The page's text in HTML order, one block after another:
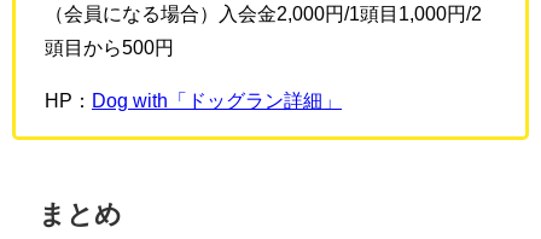
（会員になる場合）入会金2,000円/1頭目1,000円/2
頭目から500円
HP： Dog with「ドッグラン詳細」
まとめ